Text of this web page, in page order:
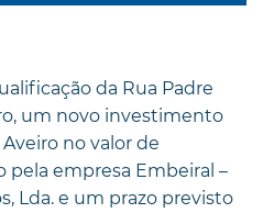
da Rua Padre
um novo investimento
no valor de
pela empresa Embeiral –
Lda. e um prazo previsto